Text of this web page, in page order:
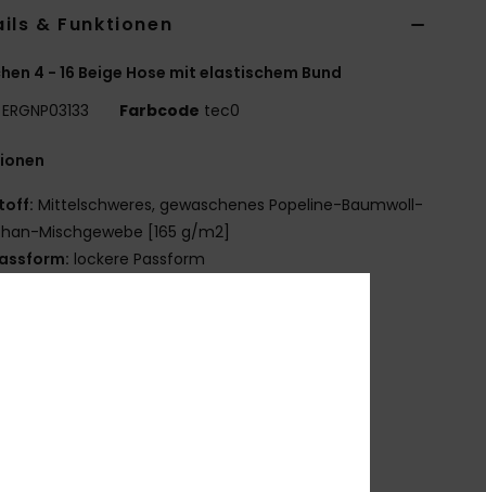
& Funktionen
4 - 16 Beige Hose mit elastischem Bund
ERGNP03133 Farbcode tec0
Mittelschweres, gewaschenes Popeline-Baumwoll-
Mischgewebe [165 g/m2]
lockere Passform